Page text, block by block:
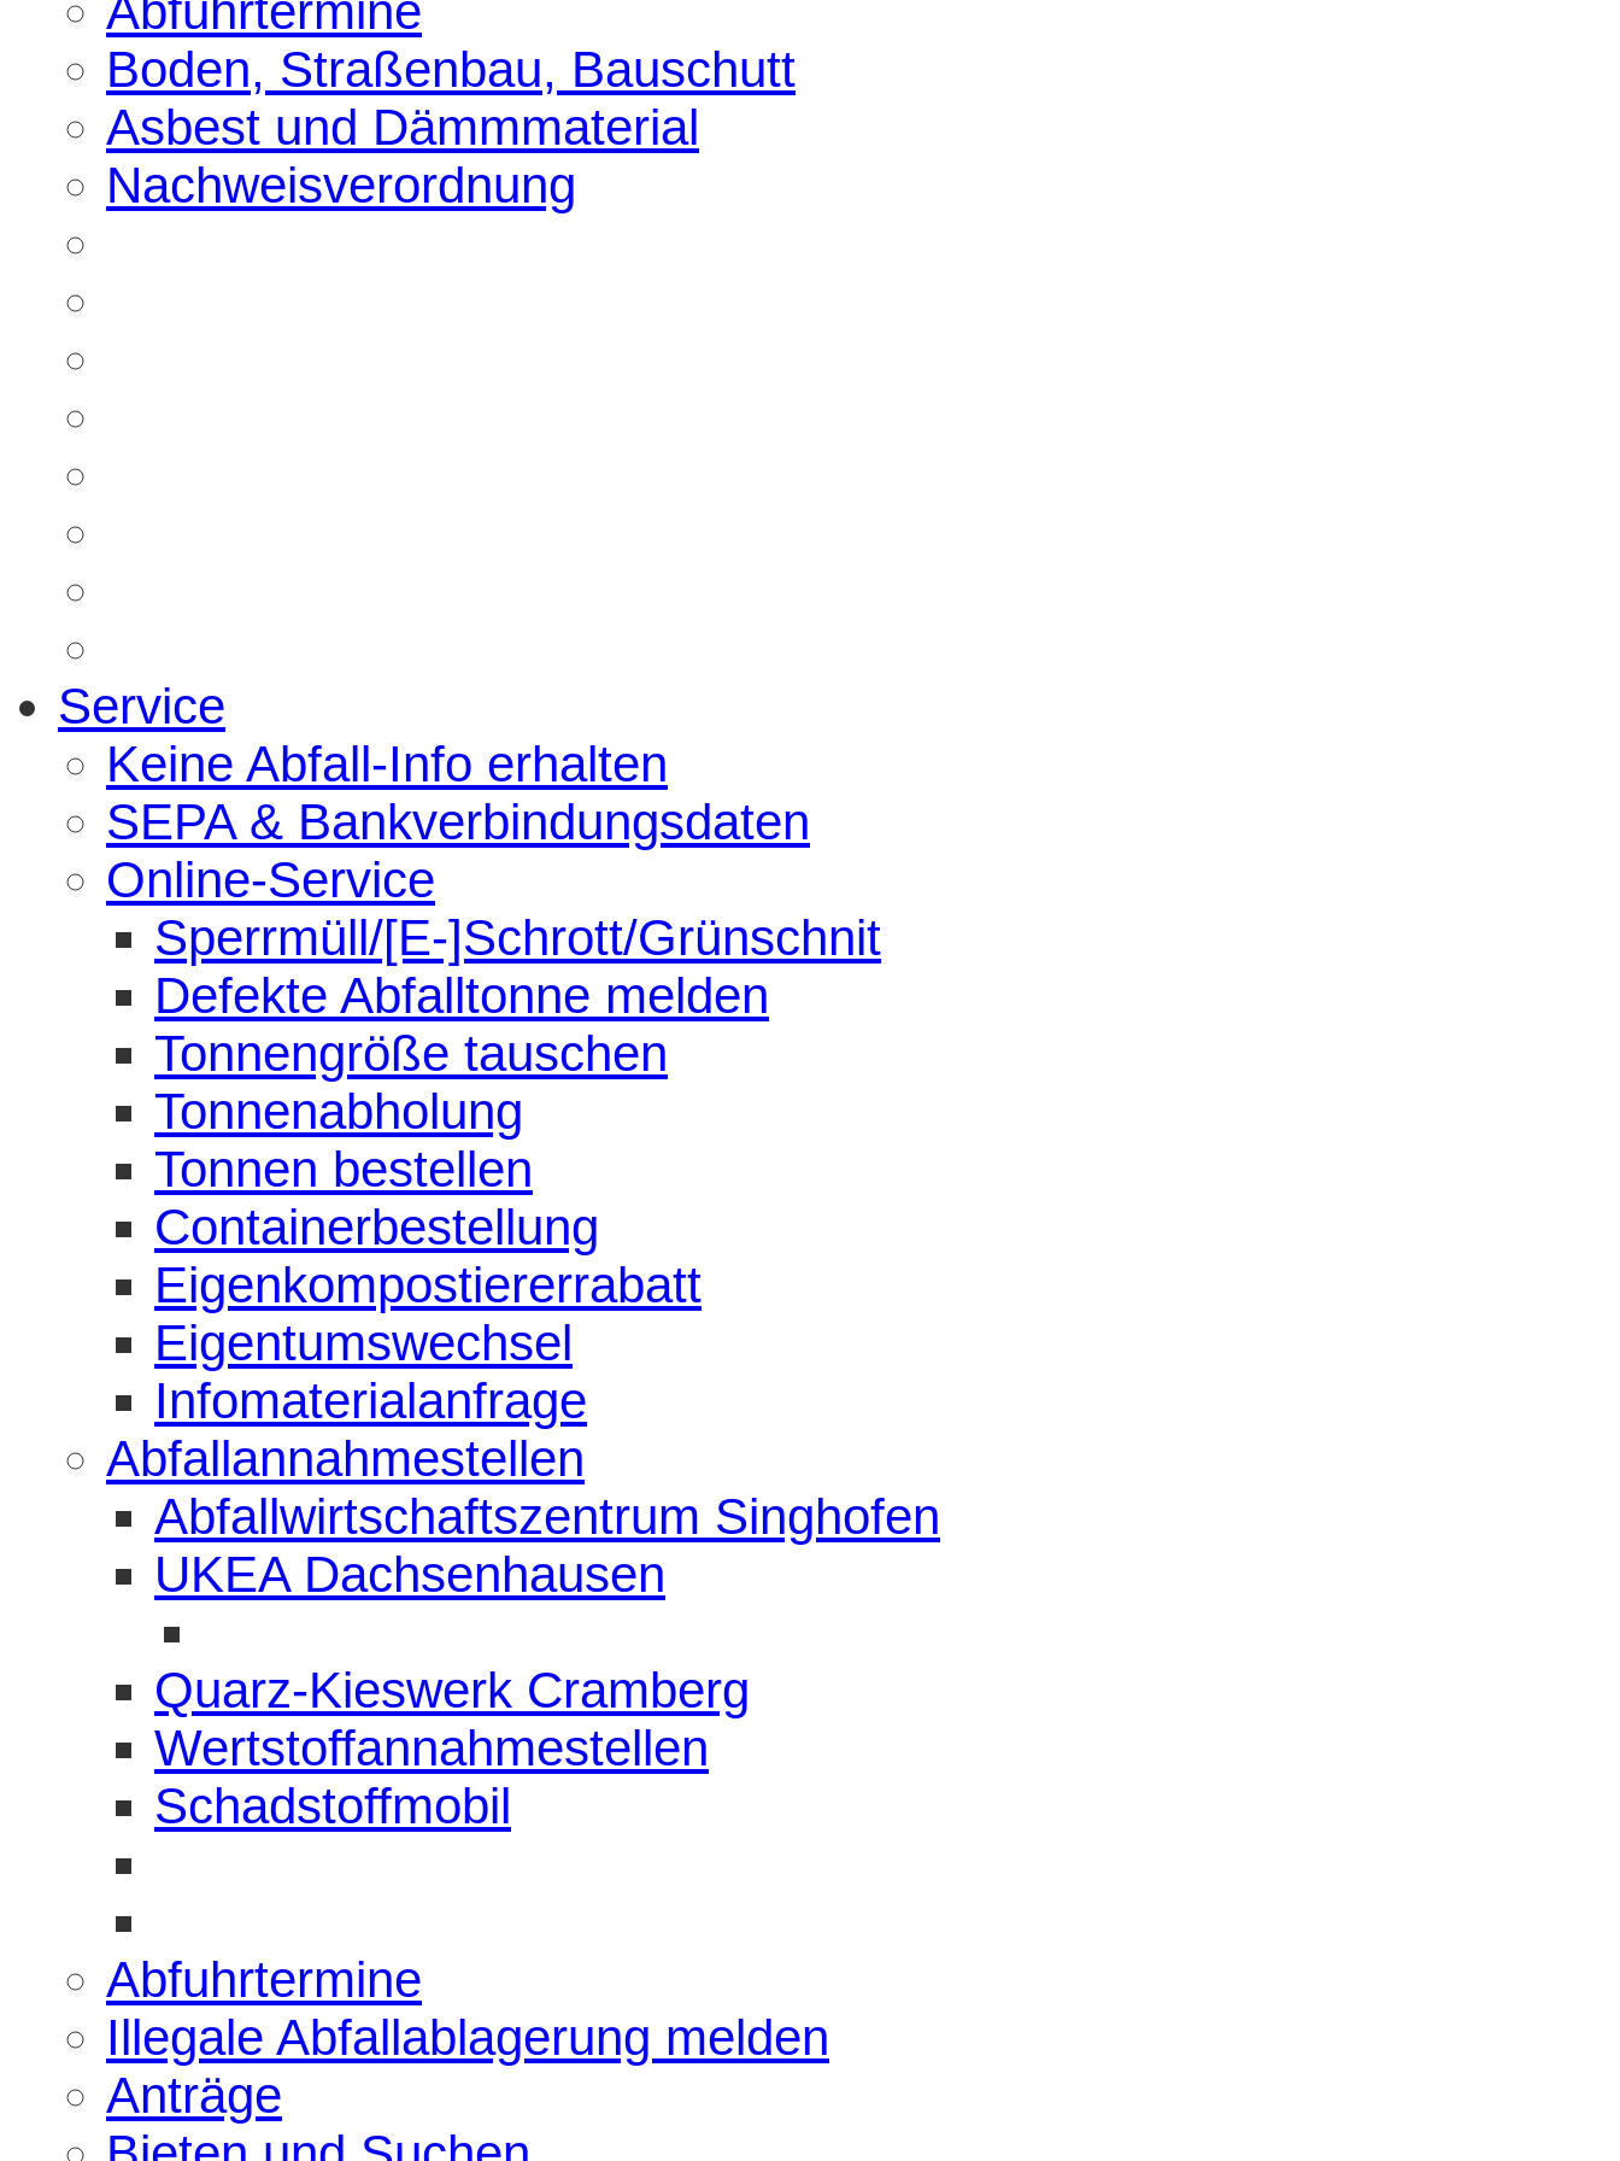
Abfuhrtermine
Boden, Straßenbau, Bauschutt
Asbest und Dämmmaterial
Nachweisverordnung
Service
Keine Abfall-Info erhalten
SEPA & Bankverbindungsdaten
Online-Service
Sperrmüll/[E-]Schrott/Grünschnit
Defekte Abfalltonne melden
Tonnengröße tauschen
Tonnenabholung
Tonnen bestellen
Containerbestellung
Eigenkompostiererrabatt
Eigentumswechsel
Infomaterialanfrage
Abfallannahmestellen
Abfallwirtschaftszentrum Singhofen
UKEA Dachsenhausen
Quarz-Kieswerk Cramberg
Wertstoffannahmestellen
Schadstoffmobil
Abfuhrtermine
Illegale Abfallablagerung melden
Anträge